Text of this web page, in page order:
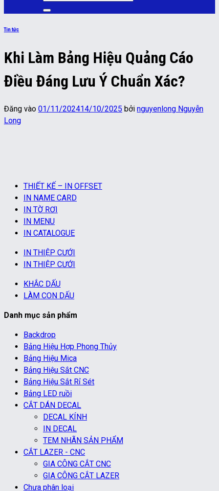
kiếm:
Tin tức
Khi Làm Bảng Hiệu Quảng Cáo
Điều Đáng Lưu Ý Chuẩn Xác?
Đăng vào 01/11/202414/10/2025 bởi nguyenlong Nguyễn
Long
THIẾT KẾ – IN OFFSET
IN NAME CARD
IN TỜ RƠI
IN MENU
IN CATALOGUE
IN THIỆP CƯỚI
IN THIỆP CƯỚI
KHẮC DẤU
LÀM CON DẤU
Danh mục sản phẩm
Backdrop
Bảng Hiệu Hợp Phong Thủy
Bảng Hiệu Mica
Bảng Hiệu Sắt CNC
Bảng Hiệu Sắt Rỉ Sét
Bảng LED ruồi
CẮT DÁN DECAL
DECAL KÍNH
IN DECAL
TEM NHÃN SẢN PHẨM
CẮT LAZER - CNC
GIA CÔNG CẮT CNC
GIA CÔNG CẮT LAZER
Chưa phân loại